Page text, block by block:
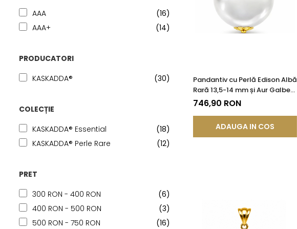
AAA
(16)
AAA+
(14)
PRODUCATORI
KASKADDA®
(30)
COLECȚIE
KASKADDA® Essential
(18)
KASKADDA® Perle Rare
(12)
PRET
300 RON - 400 RON
(6)
400 RON - 500 RON
(3)
500 RON - 750 RON
(16)
Pandantiv cu Perlă Edison Albă
Rară 13,5-14 mm și Aur Galben
14K (aur 585) | KASKADDA®
746,90 RON
ADAUGA IN COS